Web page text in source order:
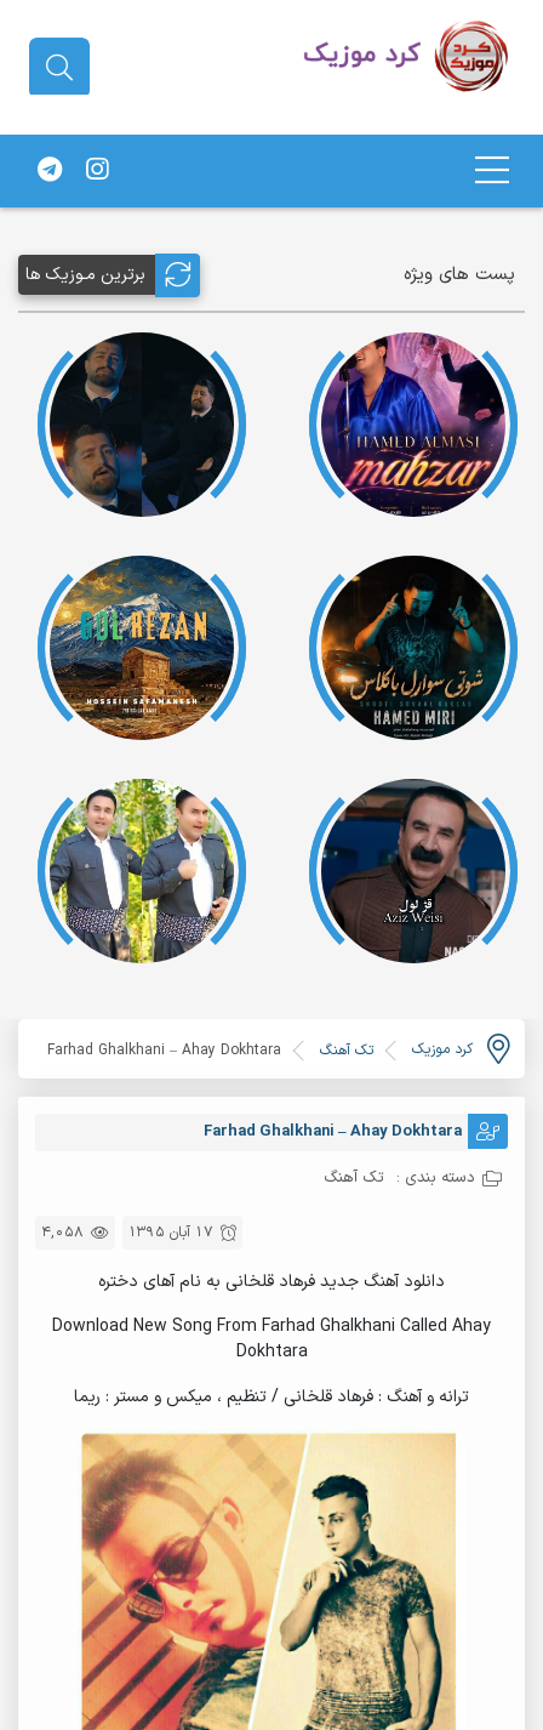
های کردی
پست های ویژه برترین مـوزیک ها
کرد موزیک تک آهنگ Farhad Ghalkhani – Ahay Dokhtara
Farhad Ghalkhani – Ahay Dokhtara
دسته بندی : تک آهنگ
4,058 17 آبان 1395
دانلود آهنگ جدید فرهاد قلخانی به نام آهای دختره
Download New Song From Farhad Ghalkhani Called Ahay
Dokhtara
ترانه و آهنگ : فرهاد قلخانی / تنظیم ، میکس و مستر : ریما